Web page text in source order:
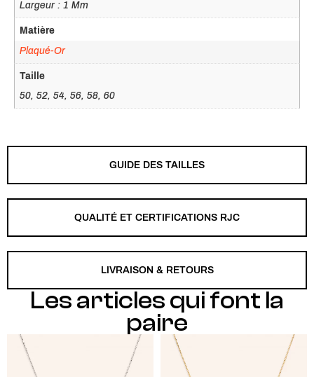
GUIDE DES TAILLES
QUALITÉ ET CERTIFICATIONS RJC
LIVRAISON & RETOURS
Largeur : 1 Mm
Matière
Plaqué-Or
Taille
50, 52, 54, 56, 58, 60
Les articles qui font la
paire